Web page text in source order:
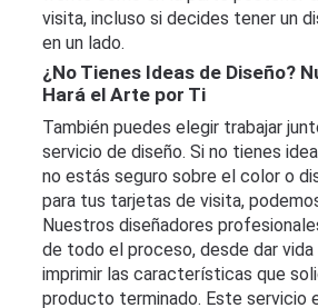
visita, incluso si decides tener un
en un lado.
¿No Tienes Ideas de Diseño?
Hará el Arte por Ti
También puedes elegir trabajar
servicio de diseño. Si no tienes
no estás seguro sobre el color o
para tus tarjetas de visita,
Nuestros diseñadores
de todo el proceso, desde dar vida
imprimir las características que
producto terminado. Este servicio